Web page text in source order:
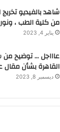
شاهد بالفيديو
من كلية الطب ، ونور
يناير 4, 2023
عاااجل … توضيح
القاهرة بشأن مقال
ديسمبر 8, 2023